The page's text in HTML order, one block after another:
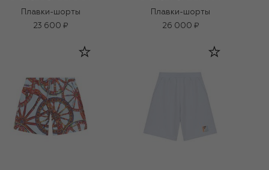
Плавки-шорты
23 600 ₽
Плавки-шорты
26 000 ₽